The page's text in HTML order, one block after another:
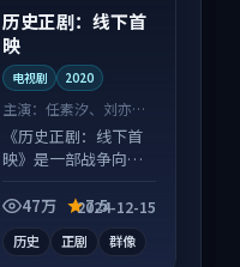
历史正剧：线下首
映
电视剧 2020
主演：任素汐、刘亦菲
等
《历史正剧：线下首
映》是一部战争向电
齐全，观感爽快不拖
47万 7.5
2024-12-15
历史 正剧 群像